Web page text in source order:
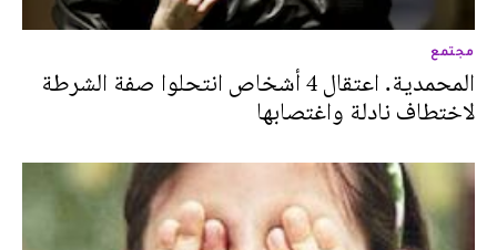
مجتمع
المحمدية. اعتقال 4 أشخاص انتحلوا صفة الشرطة
لاختطاف نادلة واغتصابها